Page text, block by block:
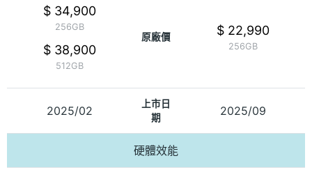
$ 34,900
256GB
$ 38,900
512GB
原廠價 $ 22,990
256GB
2025/02
上市日
期
2025/09
硬體效能